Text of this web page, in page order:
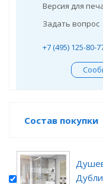
Версия для
Задать вопрос
+7 (495) 125-80-
Состав покупки